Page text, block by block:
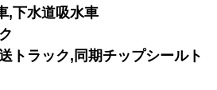
,下水道吸水車
トラック,同期チップシールト